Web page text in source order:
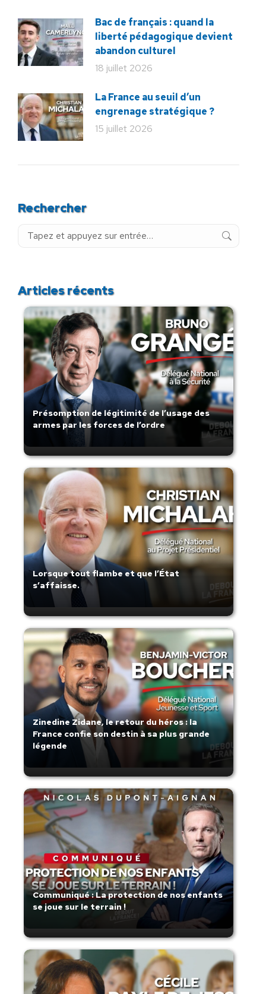
Bac de français : quand la
liberté pédagogique devient
abandon culturel
18 juillet 2026
La France au seuil d’un
engrenage stratégique ?
15 juillet 2026
Rechercher
Recherche
Articles récents
Présomption de légitimité de l’usage des
armes par les forces de l’ordre
Lorsque tout flambe et que l’État
s’affaisse.
Zinedine Zidane, le retour du héros : la
France confie son destin à sa plus grande
légende
Communiqué : La protection de nos enfants
se joue sur le terrain !